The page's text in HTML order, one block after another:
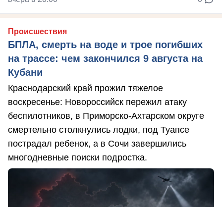
Происшествия
БПЛА, смерть на воде и трое погибших
на трассе: чем закончился 9 августа на
Кубани
Краснодарский край прожил тяжелое
воскресенье: Новороссийск пережил атаку
беспилотников, в Приморско-Ахтарском округе
смертельно столкнулись лодки, под Туапсе
пострадал ребенок, а в Сочи завершились
многодневные поиски подростка.